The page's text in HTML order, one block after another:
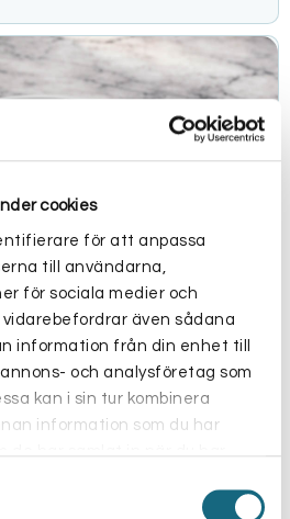
cookies
för att anpassa
till användarna,
för sociala medier och
även sådana
information från din enhet till
och analysföretag som
kan i sin tur kombinera
information som du har